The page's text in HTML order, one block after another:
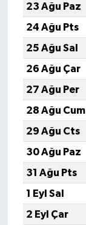
23 Ağu Paz
24 Ağu Pts
25 Ağu Sal
26 Ağu Çar
27 Ağu Per
28 Ağu Cum
29 Ağu Cts
30 Ağu Paz
31 Ağu Pts
1 Eyl Sal
2 Eyl Çar